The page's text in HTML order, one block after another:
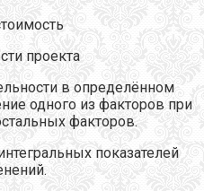
проекта
в определённом
одного из факторов при
факторов.
показателей